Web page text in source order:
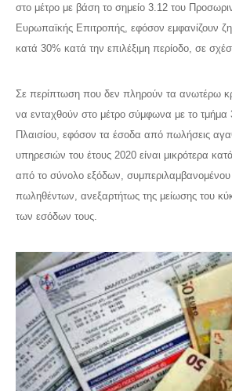
στο μέτρο με βάση το σημείο 3.12 του
Ευρωπαϊκής Επιτροπής, εφόσον εμφανίζουν
κατά 30% κατά την επιλέξιμη περίοδο, σε
Σε περίπτωση που δεν πληρούν τα ανωτέρω
να ενταχθούν στο μέτρο σύμφωνα με το
Πλαισίου, εφόσον τα έσοδα από πωλήσεις
υπηρεσιών του έτους 2020 είναι μικρότερα
από το σύνολο εξόδων, συμπεριλαμβανομένου
πωληθέντων, ανεξαρτήτως της μείωσης του
των εσόδων τους.